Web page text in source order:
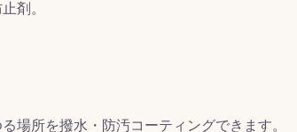
剤。
場所を撥水・防汚コーティングできます。